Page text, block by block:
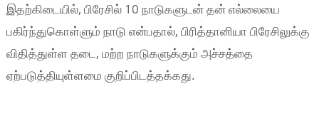
இதற்கிடையில், பிரேசில் 10 நாடுகளுடன் தன் எல்லையை
பகிர்ந்துகொள்ளும் நாடு என்பதால், பிரித்தானியா பிரேசிலுக்கு
விதித்துள்ள தடை, மற்ற நாடுகளுக்கும் அச்சத்தை
ஏற்படுத்தியுள்ளமை குறிப்பிடத்தக்கது.